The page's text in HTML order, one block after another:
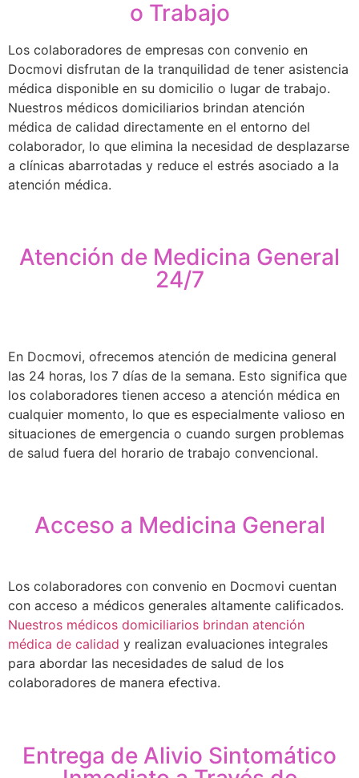
o Trabajo
Los colaboradores de empresas con convenio en
Docmovi disfrutan de la tranquilidad de tener asistencia
médica disponible en su domicilio o lugar de trabajo.
Nuestros médicos domiciliarios brindan atención
médica de calidad directamente en el entorno del
colaborador, lo que elimina la necesidad de desplazarse
a clínicas abarrotadas y reduce el estrés asociado a la
atención médica.
Atención de Medicina General
24/7
En Docmovi, ofrecemos atención de medicina general
las 24 horas, los 7 días de la semana. Esto significa que
los colaboradores tienen acceso a atención médica en
cualquier momento, lo que es especialmente valioso en
situaciones de emergencia o cuando surgen problemas
de salud fuera del horario de trabajo convencional.
Acceso a Medicina General
Los colaboradores con convenio en Docmovi cuentan
con acceso a médicos generales altamente calificados.
Nuestros médicos domiciliarios brindan atención
médica de calidad y realizan evaluaciones integrales
para abordar las necesidades de salud de los
colaboradores de manera efectiva.
Entrega de Alivio Sintomático